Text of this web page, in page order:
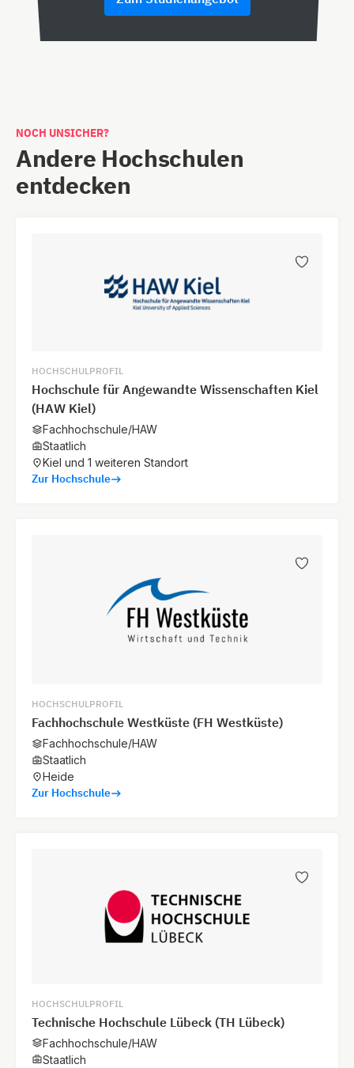
NOCH UNSICHER?
Andere Hochschulen
entdecken
HOCHSCHULPROFIL
Hochschule für Angewandte Wissenschaften Kiel
(HAW Kiel)
Fachhochschule/HAW
Staatlich
Kiel und 1 weiteren Standort
Zur Hochschule
HOCHSCHULPROFIL
Fachhochschule Westküste (FH Westküste)
Fachhochschule/HAW
Staatlich
Heide
Zur Hochschule
HOCHSCHULPROFIL
Technische Hochschule Lübeck (TH Lübeck)
Fachhochschule/HAW
Staatlich